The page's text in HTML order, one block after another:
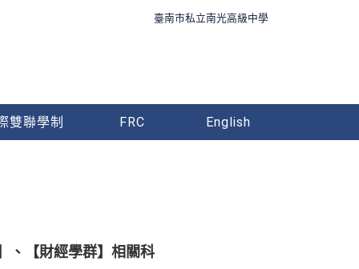
臺南市私立南光高級中學
雙聯學制 FRC English
、【財經學群】相關科